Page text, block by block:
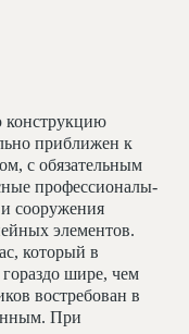
приближен к
с обязательным
профессионалы-
сооружения
элементов.
который в
шире, чем
востребован в
При